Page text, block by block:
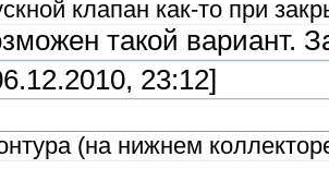
клапан как-то при
такой вариант.
23:12]
(на нижнем